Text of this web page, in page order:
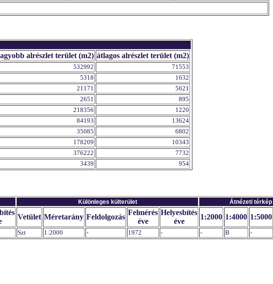
alrészlet terület (m2) átlagos alrészlet terület (m2)
532992
71553
5318
1632
21171
5621
2651
895
218356
1220
84193
13624
35085
6802
178209
10343
376222
7732
3439 954
Különleges külterület Átnézeti térkép
Vetület Méretarány Feldolgozás
Felmérés
éve
Helyesbítés
éve
1:2000 1:4000 1:5000
Szt 1:2000 - 1972 - - B -